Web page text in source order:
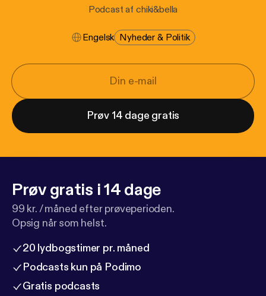
Podcast af chiki&bella
Engelsk Nyheder & Politik
Prøv 14 dage gratis
Prøv gratis i 14 dage
99 kr. / måned efter prøveperioden.
Opsig når som helst.
20 lydbogstimer pr. måned
Podcasts kun på Podimo
Gratis podcasts